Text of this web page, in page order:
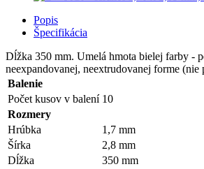
Popis
Špecifikácia
Dĺžka 350 mm. Umelá hmota bielej farby -
neexpandovanej, neextrudovanej forme (nie
Balenie
Počet kusov v balení 10
Rozmery
Hrúbka
1,7 mm
Šírka
2,8 mm
Dĺžka
350 mm